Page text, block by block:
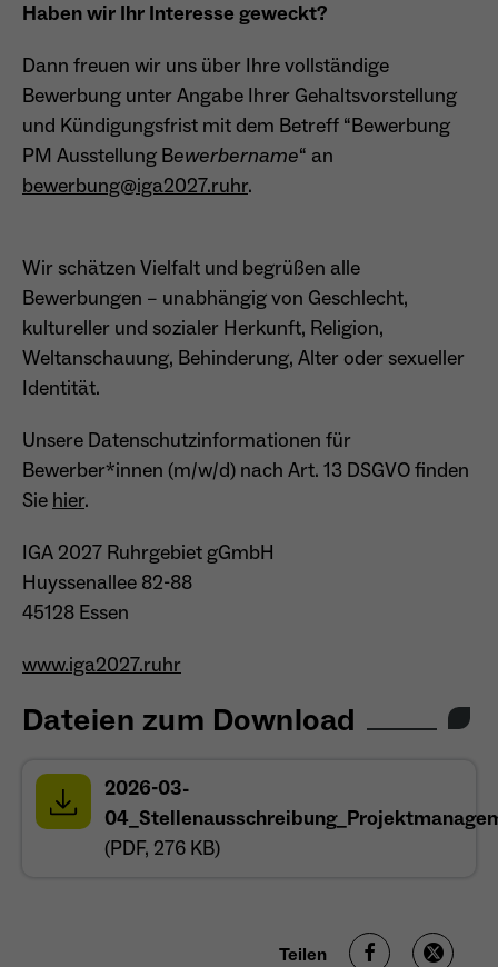
Haben wir Ihr Interesse geweckt?
Dann freuen wir uns über Ihre vollständige
Bewerbung unter Angabe Ihrer Gehaltsvorstellung
und Kündigungsfrist mit dem Betreff “Bewerbung
PM Ausstellung Bewerbername“ an
bewerbung@iga2027.ruhr.
Wir schätzen Vielfalt und begrüßen alle
Bewerbungen – unabhängig von Geschlecht,
kultureller und sozialer Herkunft, Religion,
Weltanschauung, Behinderung, Alter oder sexueller
Identität.
Unsere Datenschutzinformationen für
Bewerber*innen (m/w/d) nach Art. 13 DSGVO finden
Sie hier.
IGA 2027 Ruhrgebiet gGmbH
Huyssenallee 82-88
45128 Essen
www.iga2027.ruhr
Dateien zum Download
2026-03-
(PDF, 276 KB)
öffnet sich in einem neuen Tab
Teilen